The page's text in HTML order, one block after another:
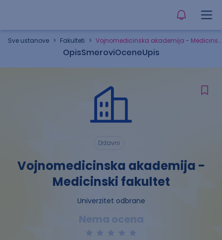
Sve ustanove > Fakulteti > Vojnomedicinska akademija - Medicinski fakultet
OpisSmeroviOceneUpis
Državni
Vojnomedicinska akademija -
Medicinski fakultet
Univerzitet odbrane
Nema ocena